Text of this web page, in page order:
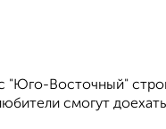
Восточный"
смогут